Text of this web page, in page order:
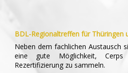
BDL-Regionaltreffen für Thüringen
Neben dem fachlichen Austausch
eine gute Möglichkeit,
Rezertifizierung zu sammeln.